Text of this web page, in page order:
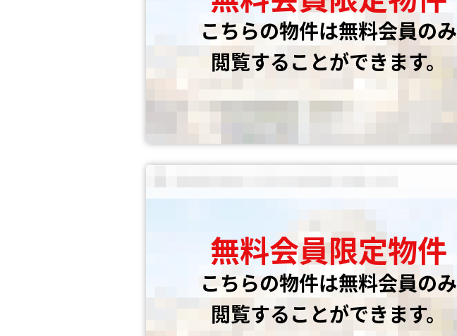
こちらの物件は無料会員のみ
閲覧することができます。
無料会員限定物件
こちらの物件は無料会員のみ
閲覧することができます。